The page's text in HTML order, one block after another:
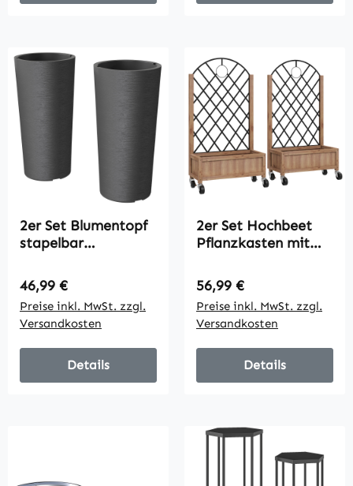
2er Set Blumentopf
stapelbar
Löcher 35x35 cm
Pflanztöpfe Rund
Dunkelgrau
Regulärer Preis:
46,99 €
Preise inkl. MwSt. zzgl.
Versandkosten
Details
2er Set Hochbeet
Pflanzkasten mit
Spalier Pflanzkübel
Blumenkasten Holz
52x25x97cm Braun
Regulärer Preis:
56,99 €
Preise inkl. MwSt. zzgl.
Versandkosten
Details